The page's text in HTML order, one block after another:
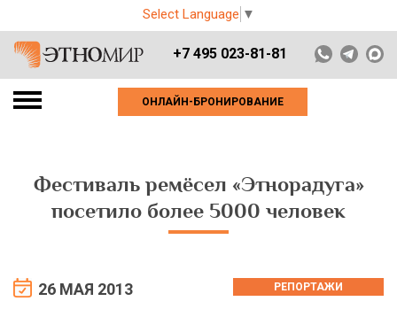
Select Language ▼
+7 495 023-81-81
ОНЛАЙН-БРОНИРОВАНИЕ
Фестиваль ремёсел «Этнорадуга»
посетило более 5000 человек
26 МАЯ 2013 РЕПОРТАЖИ